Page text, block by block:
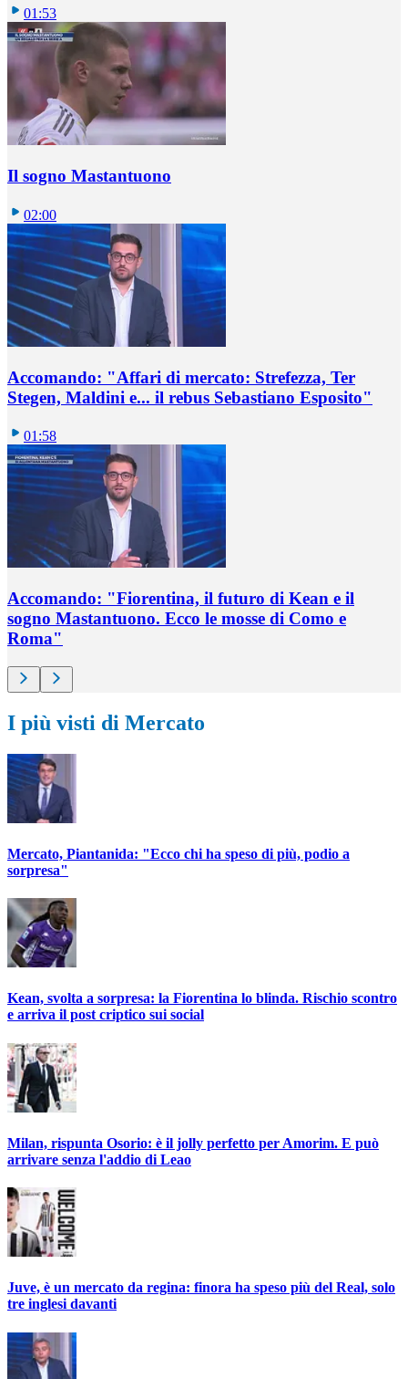
01:53
Il sogno Mastantuono
02:00
Accomando: "Affari di mercato: Strefezza, Ter
Stegen, Maldini e... il rebus Sebastiano Esposito"
01:58
Accomando: "Fiorentina, il futuro di Kean e il
sogno Mastantuono. Ecco le mosse di Como e
Roma"
I più visti di Mercato
Mercato, Piantanida: "Ecco chi ha speso di più, podio a
sorpresa"
Kean, svolta a sorpresa: la Fiorentina lo blinda. Rischio scontro
e arriva il post criptico sui social
Milan, rispunta Osorio: è il jolly perfetto per Amorim. E può
arrivare senza l'addio di Leao
Juve, è un mercato da regina: finora ha speso più del Real, solo
tre inglesi davanti